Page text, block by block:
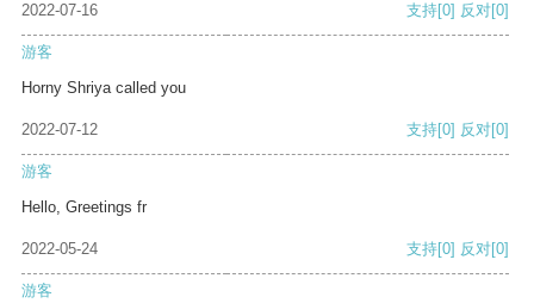
2022-07-16 支持[0] 反对[0]
游客
Horny Shriya called you
2022-07-12 支持[0] 反对[0]
游客
Hello, Greetings fr
2022-05-24 支持[0] 反对[0]
游客